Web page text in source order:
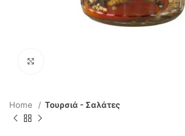
Home Τουρσιά - Σαλάτες